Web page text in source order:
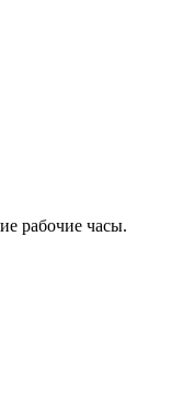
рабочие часы.